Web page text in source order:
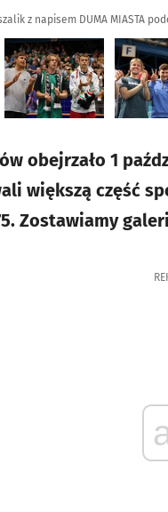
z napisem DUMA MIASTA
obejrzało 1
większą część
Zostawiamy